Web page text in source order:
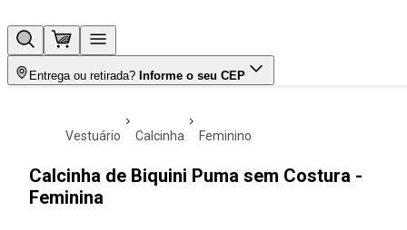
Entrega ou retirada? Informe o seu CEP
vestuário calcinha feminino
Calcinha de Biquini Puma sem Costura -
Feminina